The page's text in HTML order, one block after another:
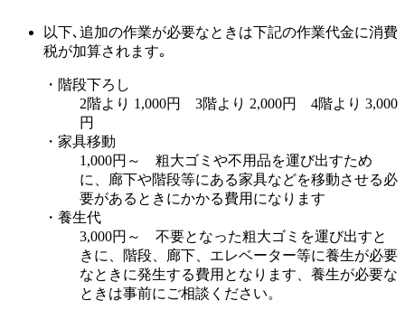
以下､追加の作業が必要なときは下記の作業代金に消費
税が加算されます｡
・階段下ろし
2階より 1,000円 3階より 2,000円 4階より 3,000
円
・家具移動
1,000円～ 粗大ゴミや不用品を運び出すため
に、廊下や階段等にある家具などを移動させる必
要があるときにかかる費用になります
・養生代
3,000円～ 不要となった粗大ゴミを運び出すと
きに、階段、廊下、エレベーター等に養生が必要
なときに発生する費用となります、養生が必要な
ときは事前にご相談ください。